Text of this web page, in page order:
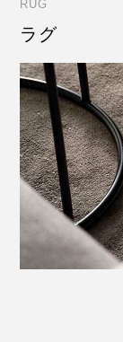
RUG
ラグ